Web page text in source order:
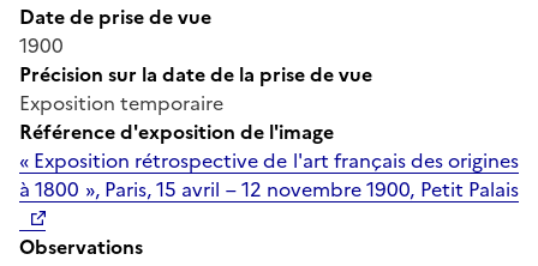
Date de prise de vue
1900
Précision sur la date de la prise de vue
Exposition temporaire
Référence d'exposition de l'image
« Exposition rétrospective de l'art français des origines
à 1800 », Paris, 15 avril – 12 novembre 1900, Petit Palais
Observations